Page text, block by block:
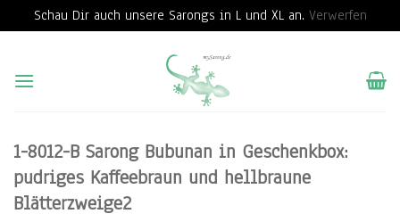
Schau Dir auch unsere Sarongs in L und XL an. Verwerfen
content
1-8012-B Sarong Bubunan in Geschenkbox:
pudriges Kaffeebraun und hellbraune
Blätterzweige2